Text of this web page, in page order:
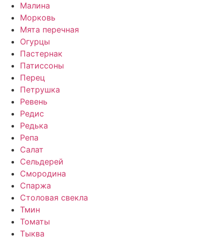
Малина
Морковь
Мята перечная
Огурцы
Пастернак
Патиссоны
Перец
Петрушка
Ревень
Редис
Редька
Репа
Салат
Сельдерей
Смородина
Спаржа
Столовая свекла
Тмин
Томаты
Тыква